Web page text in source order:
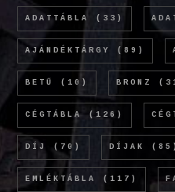
ADATTÁBLA (33)
AJÁNDÉKTÁRGY (89)
BETŰ (10) BRONZ
CÉGTÁBLA (126)
DÍJ (70) DÍJAK (85)
EMLÉKTÁBLA (117)